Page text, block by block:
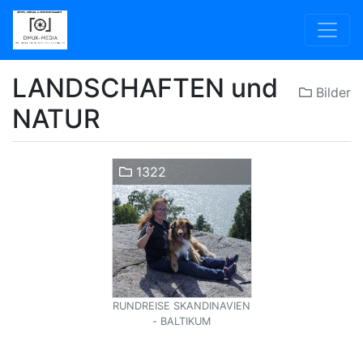
Bilder
LANDSCHAFTEN und
NATUR
1322
RUNDREISE SKANDINAVIEN
- BALTIKUM